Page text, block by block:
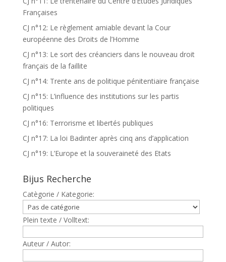
Françaises
CJ n°12: Le règlement amiable devant la Cour
européenne des Droits de l’Homme
CJ n°13: Le sort des créanciers dans le nouveau droit
français de la faillite
CJ n°14: Trente ans de politique pénitentiaire française
CJ n°15: L’influence des institutions sur les partis
politiques
CJ n°16: Terrorisme et libertés publiques
CJ n°17: La loi Badinter après cinq ans d’application
CJ n°19: L’Europe et la souveraineté des Etats
Bijus Recherche
Catègorie / Kategorie:
Plein texte / Volltext:
Auteur / Autor: